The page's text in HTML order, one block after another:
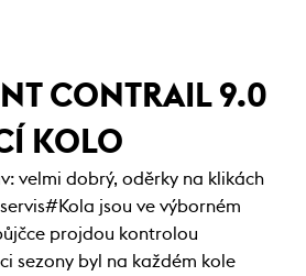
CONTRAIL 9.0
KOLO
velmi dobrý, oděrky na klikách
jsou ve výborném
projdou kontrolou
sezony byl na každém kole